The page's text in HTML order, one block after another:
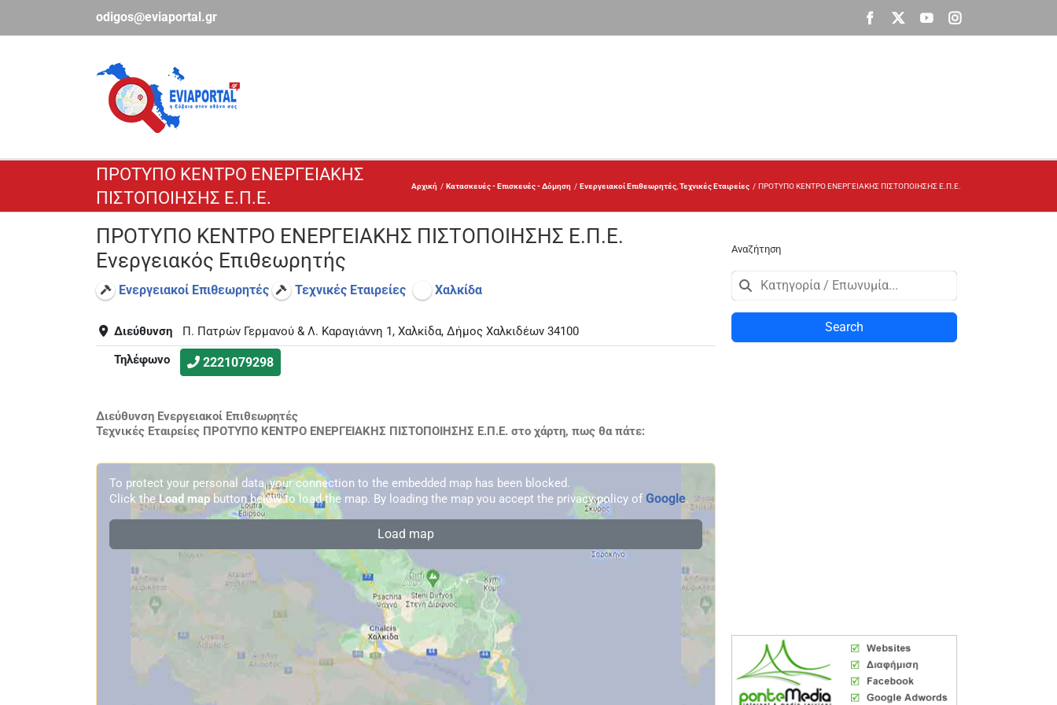
περιεχόμενο
odigos@eviaportal.gr Facebook
X YouTubeInstagram
ΠΡΟΤΥΠΟ ΚΕΝΤΡΟ ΕΝΕΡΓΕΙΑΚΗΣ
ΠΙΣΤΟΠΟΙΗΣΗΣ Ε.Π.Ε.
Αρχική Κατασκευές - Επισκευές - Δόμηση Ενεργειακοί Επιθεωρητές Τεχνικές Εταιρείες ΠΡΟΤΥΠΟ ΚΕΝΤΡΟ ΕΝΕΡΓΕΙΑΚΗΣ ΠΙΣΤΟΠΟΙΗΣΗΣ Ε.Π.Ε.
ΠΡΟΤΥΠΟ ΚΕΝΤΡΟ ΕΝΕΡΓΕΙΑΚΗΣ ΠΙΣΤΟΠΟΙΗΣΗΣ Ε.Π.Ε.
Ενεργειακός Επιθεωρητής
Ενεργειακοί Επιθεωρητές Τεχνικές Εταιρείες Χαλκίδα
Διεύθυνση
Π. Πατρών Γερμανού & Λ. Καραγιάννη 1, Χαλκίδα, Δήμος Χαλκιδέων 34100
Τηλέφωνο
2221079298
Διεύθυνση Ενεργειακοί Επιθεωρητές
Τεχνικές Εταιρείες ΠΡΟΤΥΠΟ ΚΕΝΤΡΟ ΕΝΕΡΓΕΙΑΚΗΣ ΠΙΣΤΟΠΟΙΗΣΗΣ Ε.Π.Ε. στο χάρτη, πως θα πάτε:
To protect your personal data, your connection to the embedded map has been blocked.
Click the Load mapbutton below to load the map. By loading the map you accept the privacy policy of Google.
Load map
Αναζήτηση
Search